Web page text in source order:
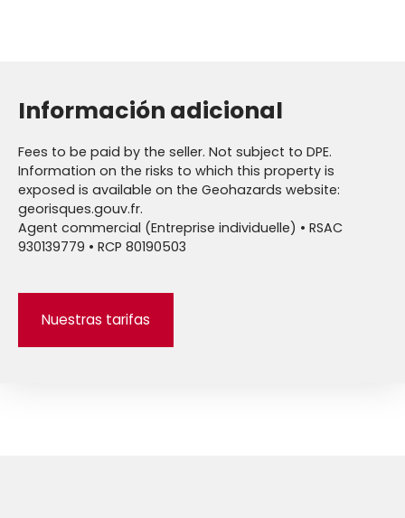
Información adicional
Fees to be paid by the seller. Not subject to DPE.
Information on the risks to which this property is
exposed is available on the Geohazards website:
georisques.gouv.fr.
Agent commercial (Entreprise individuelle) • RSAC
930139779 • RCP 80190503
Nuestras tarifas